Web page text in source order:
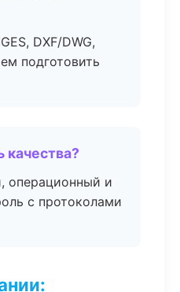
DXF/DWG,
подготовить
качества?
операционный и
с протоколами